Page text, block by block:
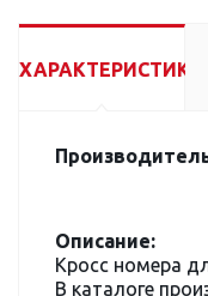
ХАРАКТЕРИСТИКИ
Описание:
Кросс номера
В каталоге